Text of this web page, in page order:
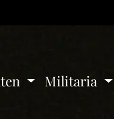
Militaria